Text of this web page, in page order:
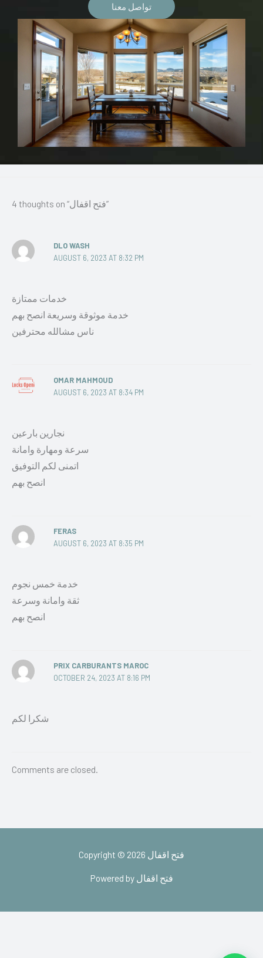
تواصل معنا
4 thoughts on “فتح اقفال”
DLO WASH
AUGUST 6, 2023 AT 8:32 PM
خدمات ممتازة
خدمة موثوقة وسريعة انصح بهم
ناس مشالله محترفين
OMAR MAHMOUD
AUGUST 6, 2023 AT 8:34 PM
نجارين بارعين
سرعة ومهارة وامانة
اتمنى لكم التوفيق
انصح بهم
FERAS
AUGUST 6, 2023 AT 8:35 PM
خدمة خمس نجوم
ثقة وامانة وسرعة
انصح بهم
PRIX CARBURANTS MAROC
OCTOBER 24, 2023 AT 8:16 PM
شكرا لكم
Comments are closed.
Copyright © 2026 فتح اقفال
Powered by فتح اقفال